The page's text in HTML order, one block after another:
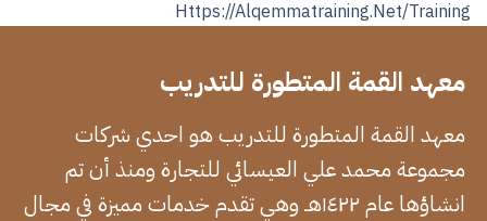
Https://alqemmatraining.net/training
معهد القمة المتطورة للتدريب
معهد القمة المتطورة للتدريب هو احدي شركات
مجموعة محمد علي العيسائي للتجارة ومنذ أن تم
انشاؤها عام ١٤٢٢هـ وهي تقدم خدمات مميزة في مجال